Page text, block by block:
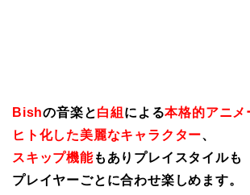
Bishの音楽と白組 による本格的アニメ
ヒト化した美麗なキャラクター、
スキップ機能もありプレイスタイルも
プレイヤーごとに合わせ楽しめます。